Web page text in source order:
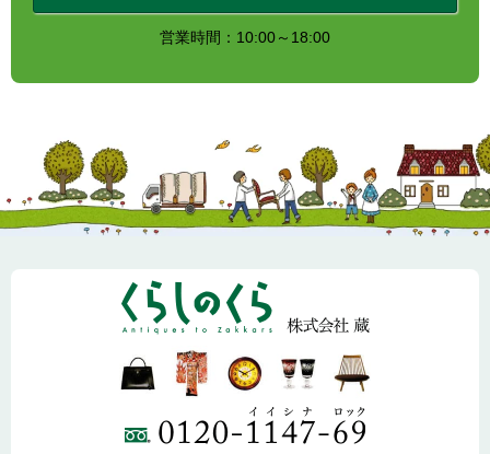
営業時間：10:00～18:00